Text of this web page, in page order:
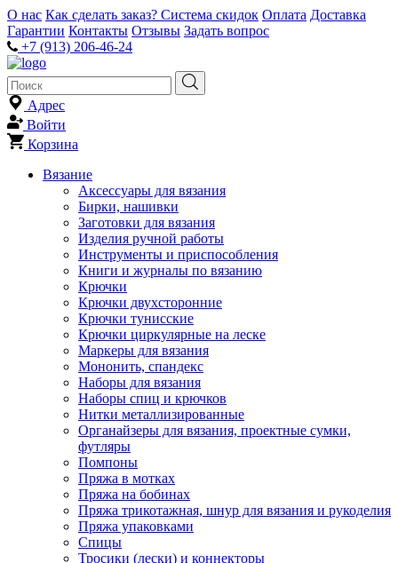
О нас Как сделать заказ? Система скидок Оплата Доставка
Гарантии Контакты Отзывы Задать вопрос
+7 (913) 206-46-24
Адрес
Войти
Корзина
Вязание
Аксессуары для вязания
Бирки, нашивки
Заготовки для вязания
Изделия ручной работы
Инструменты и приспособления
Книги и журналы по вязанию
Крючки
Крючки двухсторонние
Крючки тунисские
Крючки циркулярные на леске
Маркеры для вязания
Мононить, спандекс
Наборы для вязания
Наборы спиц и крючков
Нитки металлизированные
Органайзеры для вязания, проектные сумки,
футляры
Помпоны
Пряжа в мотках
Пряжа на бобинах
Пряжа трикотажная, шнур для вязания и рукоделия
Пряжа упаковками
Спицы
Тросики (лески) и коннекторы